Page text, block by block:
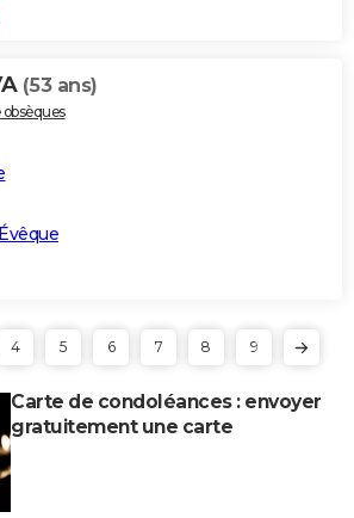
(53 ans)
4 5 6 7 8 9
Carte de condoléances : envoyer
gratuitement une carte